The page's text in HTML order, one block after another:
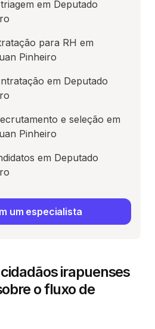
irapuenses
o fluxo de
em Deputado
para RH em
Pinheiro
em Deputado
e seleção em
Pinheiro
em Deputado
um especialista